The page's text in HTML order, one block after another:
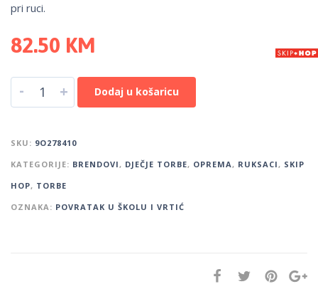
pri ruci.
82.50 KM
- + Dodaj u košaricu
SKU: 9O278410
KATEGORIJE: BRENDOVI, DJEČJE TORBE, OPREMA, RUKSACI, SKIP
HOP, TORBE
OZNAKA: POVRATAK U ŠKOLU I VRTIĆ